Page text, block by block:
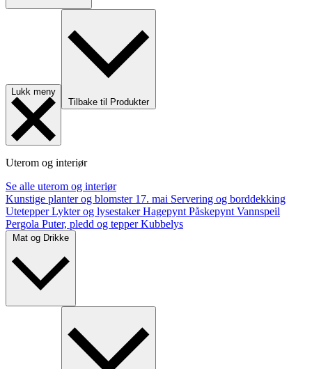
Lukk meny
Tilbake til Produkter
Uterom og interiør
Se alle uterom og interiør
Kunstige planter og blomster 17. mai Servering og borddekking
UtetepperLykter og lysestakerHagepynt Påskepynt Vannspeil
Pergola Puter, pledd og tepperKubbelys